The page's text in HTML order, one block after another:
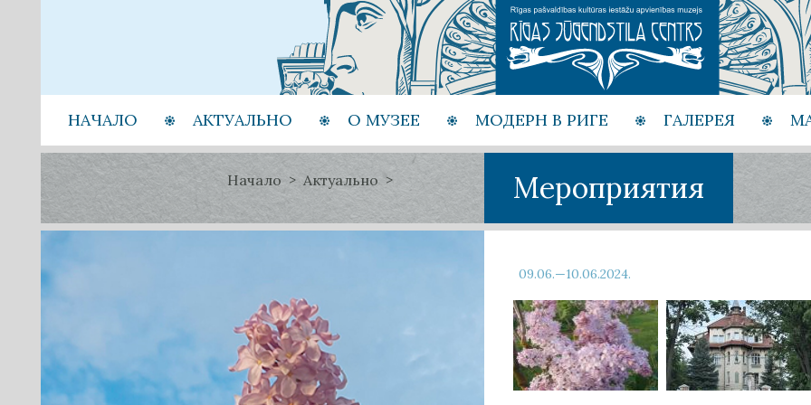
НАЧАЛО АКТУАЛЬНО О МУЗЕЕ МОДЕРН В РИГЕ ГАЛЕРЕЯ
Начало Актуально Мероприятия
09.06.—10.06.2024.